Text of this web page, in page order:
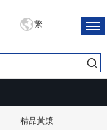
繁
精品黃漿